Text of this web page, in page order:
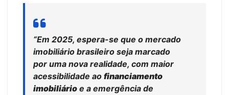
“Em 2025, espera-se que o mercado
imobiliário brasileiro seja marcado
por uma nova realidade, com maior
acessibilidade ao financiamento
imobiliário e a emergência de